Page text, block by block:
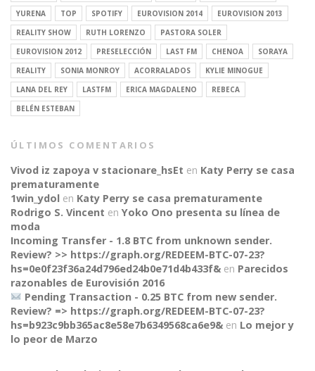
CONNECT
YURENA
TOP SPOTIFY EUROVISION 2014
EUROVISION 2013
REALITY SHOW
RUTH LORENZO
PASTORA SOLER
EUROVISION 2012
PRESELECCIÓN LAST FM CHENOA
SORAYA
REALITY
SONIA MONROY ACORRALADOS
KYLIE MINOGUE
LANA DEL REY
LASTFM ERICA MAGDALENO
REBECA
BELÉN ESTEBAN
ÚLTIMOS COMENTARIOS
Vivod iz zapoya v stacionare_hsEt en Katy Perry se casa
prematuramente
1win_ydol en Katy Perry se casa prematuramente
Rodrigo S. Vincent en Yoko Ono presenta su línea de
moda
Incoming Transfer - 1.8 BTC from unknown sender.
Review? >> https://graph.org/REDEEM-BTC-07-23?
hs=0e0f23f36a24d796ed24b0e71d4b433f& en Parecidos
razonables de Eurovisión 2016
Pending Transaction - 0.25 BTC from new sender.
Review? => https://graph.org/REDEEM-BTC-07-23?
hs=b923c9bb365ac8e58e7b6349568ca6e9& en Lo mejor y
lo peor de Marzo